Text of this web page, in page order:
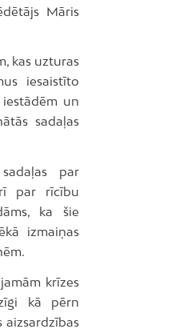
Māris
kas uzturas
iesaistīto
un
sadaļas
par
par rīcību
ka šie
izmaiņas
krīzes
kā pērn
aizsardzības